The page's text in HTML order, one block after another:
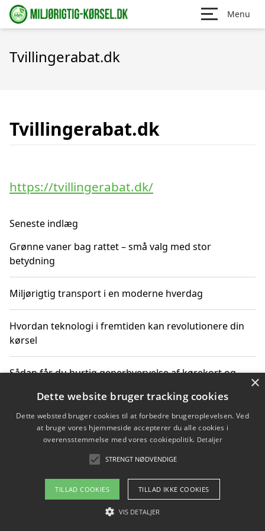
Menu
Tvillingerabat.dk
Tvillingerabat.dk
https://tvillingerabat.dk/
Seneste indlæg
Grønne vaner bag rattet – små valg med stor
betydning
Miljørigtig transport i en moderne hverdag
Hvordan teknologi i fremtiden kan revolutionere din
kørsel
Sådan får du hurtig generhvervelse af kørekort og
Sådan lærer du miljørigtig kørsel hos en køreskole i
Gentofte
Copyright 2026 - Pilanto Aps
Om / kontakt
×
Dette website bruger tracking cookies
Dette websted bruger cookies til at forbedre brugeroplevelsen. Ved
at bruge vores hjemmeside accepterer du alle cookies i
overensstemmelse med vores cookiepolitik. Detaljer
STRENGT NØDVENDIGE
TILLAD COOKIES TILLAD IKKE COOKIES
VIS DETALJER